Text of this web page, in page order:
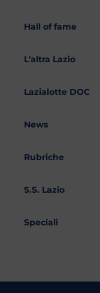
Hall of fame
L'altra Lazio
Lazialotte DOC
News
Rubriche
S.S. Lazio
Speciali